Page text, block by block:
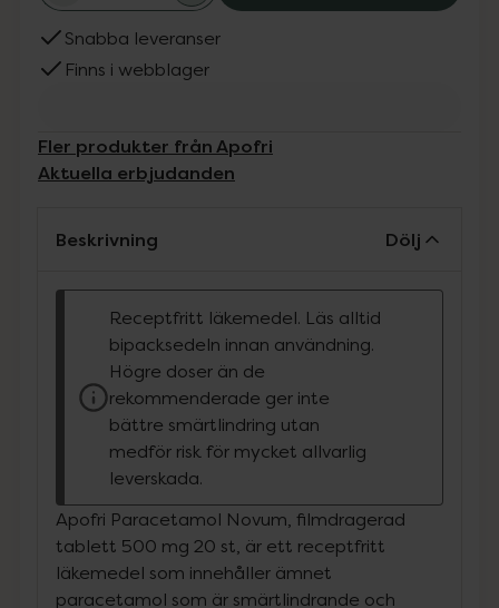
Snabba leveranser
Finns i webblager
Fler produkter från Apofri
Aktuella erbjudanden
Beskrivning Dölj
Receptfritt läkemedel. Läs alltid
bipacksedeln innan användning.
Högre doser än de
rekommenderade ger inte
bättre smärtlindring utan
medför risk för mycket allvarlig
leverskada.
Apofri Paracetamol Novum, filmdragerad
tablett 500 mg 20 st, är ett receptfritt
läkemedel som innehåller ämnet
paracetamol som är smärtlindrande och